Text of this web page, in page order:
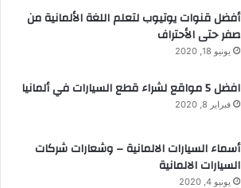
أفضل قنوات يوتيوب لتعلم اللغة الألمانية من
صفر حتى الأحتراف
يونيو 18, 2020
افضل 5 مواقع لشراء قطع السيارات في ألمانيا
فبراير 8, 2020
أسماء السيارات الالمانية – وشعارات شركات
السيارات الالمانية
يونيو 4, 2020